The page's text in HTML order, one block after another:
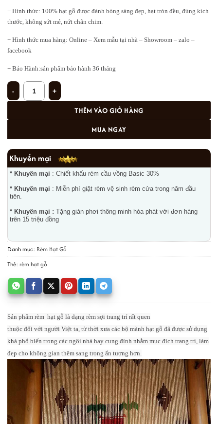
+ Hình thức: 100% hạt gỗ được đánh bóng sáng đẹp, hạt tròn đều, đúng kích
thước, không sứt mẻ, nứt chân chim.
+ Hình thức mua hàng: Online – Xem mẫu tại nhà – Showroom – zalo –
facebook
+ Bảo Hành:sản phẩm bảo hành 36 tháng
Rèm hạt gỗ GH-02 số lượng
THÊM VÀO GIỎ HÀNG
MUA NGAY
Khuyến mại
* Khuyến mại : Chiết khấu rèm cầu vồng Basic 30%
* Khuyến mại : Miễn phí giặt rèm vệ sinh rèm cửa trong năm đầu
tiên.
* Khuyến mại : Tặng giàn phơi thông minh hòa phát với đơn hàng
trên 15 triệu đồng
Danh mục: Rèm Hạt Gỗ
Thẻ: rèm hạt gỗ
Sản phẩm rèm hạt gỗ là dạng rèm sợi trang trí rất quen
thuộc đối với người Việt ta, từ thời xưa các bộ mành hạt gỗ đã được sử dụng
khá phổ biến trong các ngôi nhà hay cung đình nhằm mục đich trang trí, làm
đẹp cho không gian thêm sang trọng ấn tượng hơn.